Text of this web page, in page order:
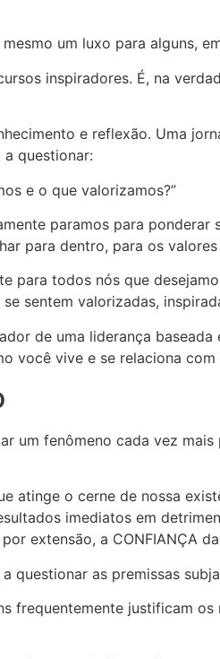
um luxo para alguns,
inspiradores. É, na
e reflexão. Uma
questionar:
e o que valorizamos?”
paramos para ponderar
para dentro, para os
para todos nós que
sentem valorizadas,
de uma liderança
você vive e se relaciona
fenômeno cada vez mais
atinge o cerne de nossa
imediatos em
extensão, a CONFIANÇA
questionar as premissas
frequentemente justificam